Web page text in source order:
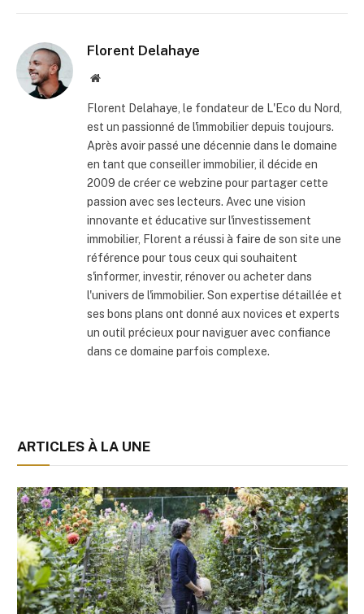
Florent Delahaye
Site
Florent Delahaye, le fondateur de L'Eco du Nord,
est un passionné de l'immobilier depuis toujours.
Après avoir passé une décennie dans le domaine
en tant que conseiller immobilier, il décide en
2009 de créer ce webzine pour partager cette
passion avec ses lecteurs. Avec une vision
innovante et éducative sur l'investissement
immobilier, Florent a réussi à faire de son site une
référence pour tous ceux qui souhaitent
s'informer, investir, rénover ou acheter dans
l'univers de l'immobilier. Son expertise détaillée et
ses bons plans ont donné aux novices et experts
un outil précieux pour naviguer avec confiance
dans ce domaine parfois complexe.
ARTICLES À LA UNE